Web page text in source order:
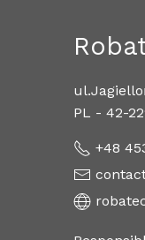
PL - 42-
+48